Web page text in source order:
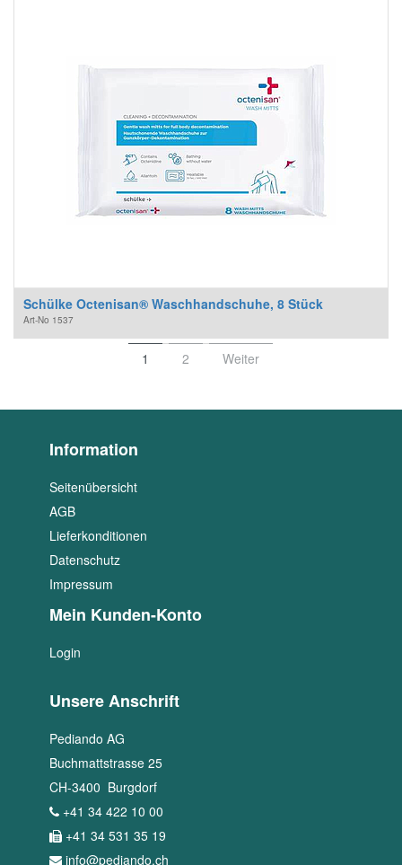
Schülke Octenisan® Waschhandschuhe, 8 Stück
Art-No 1537
1 2 Weiter
Information
Seitenübersicht
AGB
Lieferkonditionen
Datenschutz
Impressum
Mein Kunden-Konto
Login
Unsere Anschrift
Pediando AG
Buchmattstrasse 25
CH-3400 Burgdorf
+41 34 422 10 00
+41 34 531 35 19
info@pediando.ch